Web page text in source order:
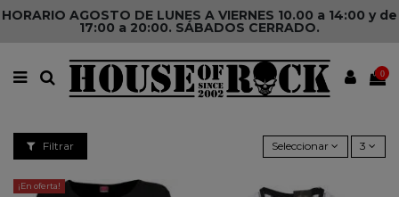
HORARIO AGOSTO DE LUNES A VIERNES 10.00 a 14:00 y de
17:00 a 20:00. SÁBADOS CERRADO.
0
Filtrar Seleccionar 3
¡En oferta!